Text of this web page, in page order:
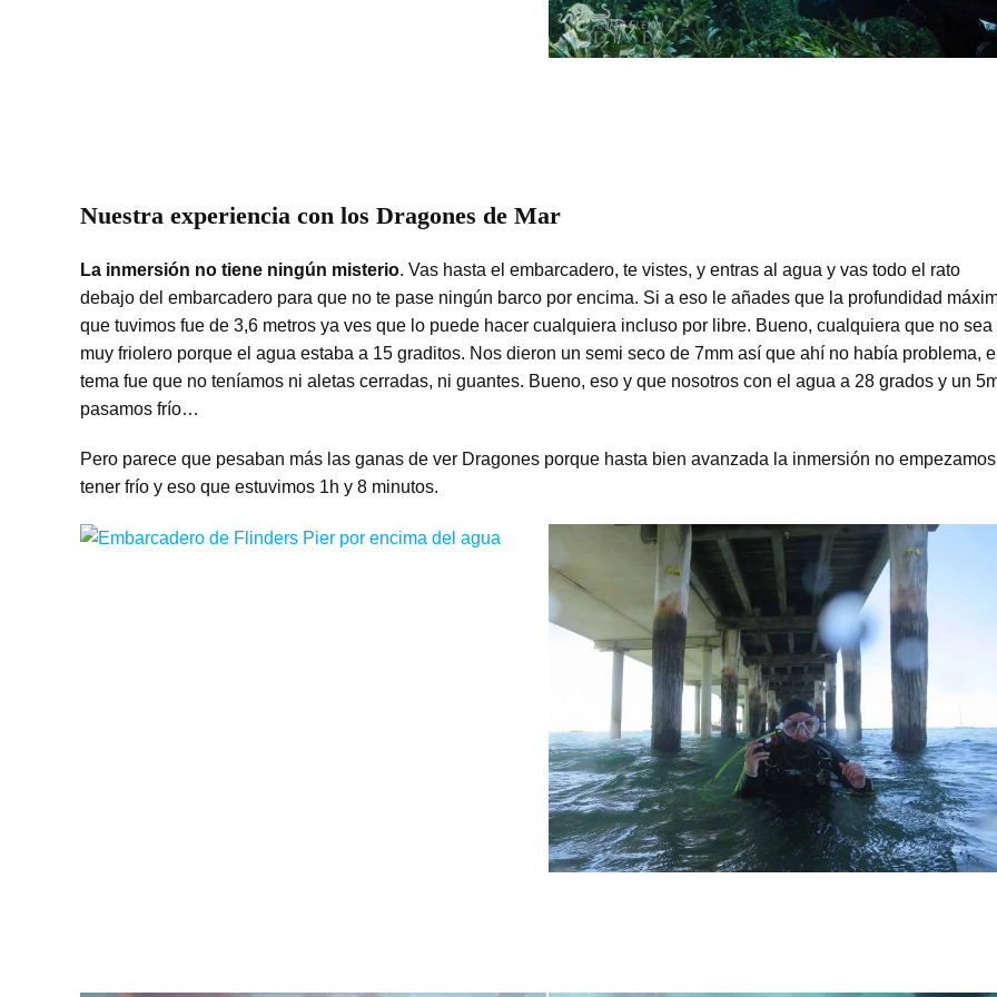
Nuestra experiencia con los Dragones de Mar
La inmersión no tiene ningún misterio. Vas hasta el embarcadero, te vistes, y entras al agua y vas todo el rato
debajo del embarcadero para que no te pase ningún barco por encima. Si a eso le añades que la profundidad
que tuvimos fue de 3,6 metros ya ves que lo puede hacer cualquiera incluso por libre. Bueno, cualquiera que no sea
muy friolero porque el agua estaba a 15 graditos. Nos dieron un semi seco de 7mm así que ahí no había problema, el
tema fue que no teníamos ni aletas cerradas, ni guantes. Bueno, eso y que nosotros con el agua a 28 grados y un
pasamos frío…
Pero parece que pesaban más las ganas de ver Dragones porque hasta bien avanzada la inmersión no
tener frío y eso que estuvimos 1h y 8 minutos.